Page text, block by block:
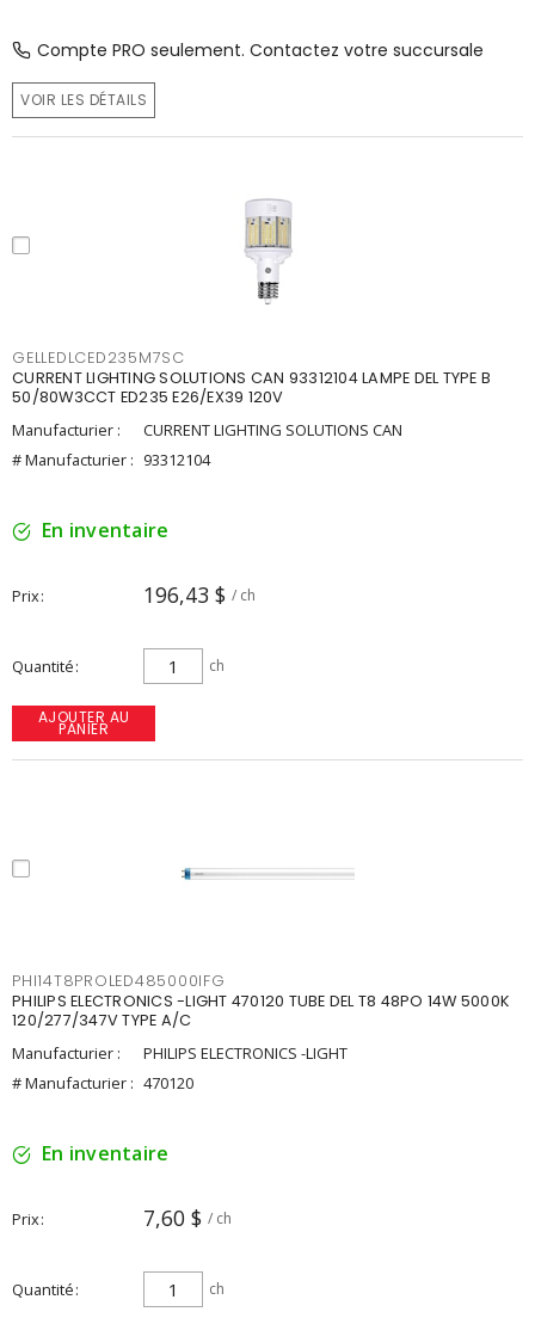
Compte PRO seulement. Contactez votre succursale
VOIR LES DÉTAILS
GELLEDLCED235M7SC
CURRENT LIGHTING SOLUTIONS CAN 93312104 LAMPE DEL TYPE B
50/80W3CCT ED235 E26/EX39 120V
Manufacturier :
CURRENT LIGHTING SOLUTIONS CAN
# Manufacturier : 93312104
En inventaire
Prix 196,43 $ / ch
Quantité ch
AJOUTER AU
PANIER
PHI14T8PROLED485000IFG
PHILIPS ELECTRONICS -LIGHT 470120 TUBE DEL T8 48PO 14W 5000K
120/277/347V TYPE A/C
Manufacturier :
PHILIPS ELECTRONICS -LIGHT
# Manufacturier : 470120
En inventaire
Prix 7,60 $ / ch
Quantité ch